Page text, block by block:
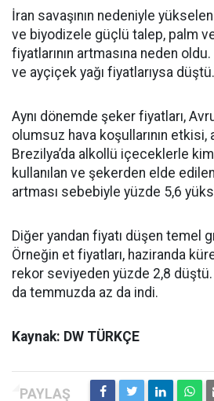
yüzde 5,8’lik sıçrama, endeksi
Buğday fiyatlarının artmasıysa
ürünün aksamasına ilişkin
zarardan kaynaklanıyor.